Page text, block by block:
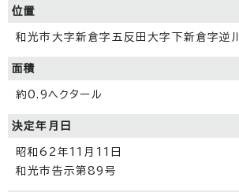
位置
和光市大字新倉字五反田大字下新倉字逆川
面積
約0.9ヘクタール
決定年月日
昭和62年11月11日
和光市告示第89号